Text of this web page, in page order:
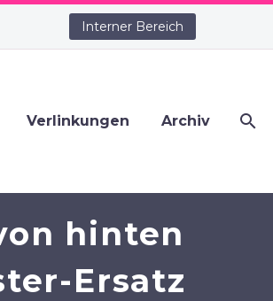
Interner Bereich
Verlinkungen Archiv
hinten
Ersatz